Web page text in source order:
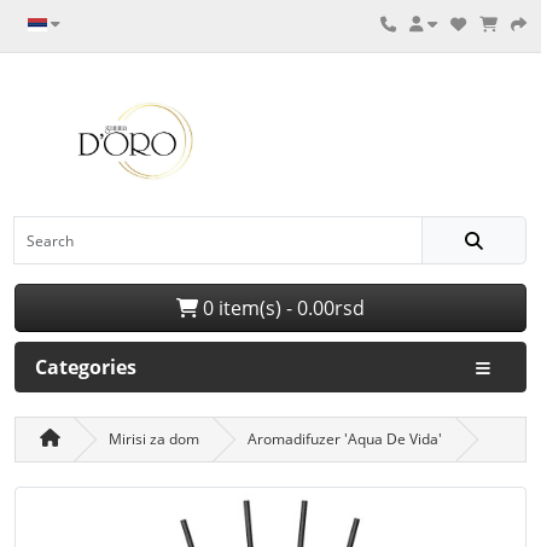
0 item(s) - 0.00rsd
Categories
Mirisi za dom Aromadifuzer 'Aqua De Vida'